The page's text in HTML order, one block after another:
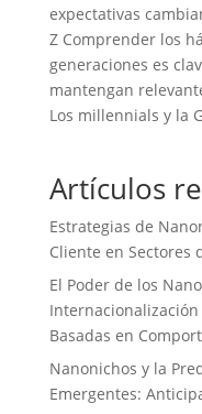
expectativas
Z Comprender los
generaciones es
mantengan
Los millennials y la
Artículos
Estrategias de
Cliente en Sectores
El Poder de los
Basadas en
Nanonichos y la
Emergentes: